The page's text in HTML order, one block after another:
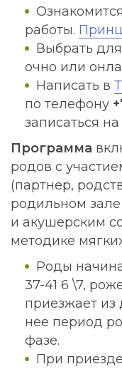
работы.
Выбрать
очно или
Написать в
по телефону
записаться
Программа
родов с
(партнер,
родильном
и акушерским
методике
Роды
37-41 6 \7,
приезжает
нее период
фазе.
При